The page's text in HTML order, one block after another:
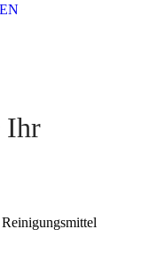
Ihr